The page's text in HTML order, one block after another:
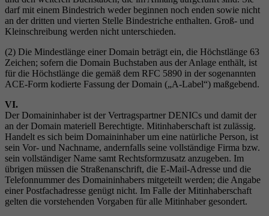
darf mit einem Bindestrich weder beginnen noch enden sowie nicht
an der dritten und vierten Stelle Bindestriche enthalten. Groß- und
Kleinschreibung werden nicht unterschieden.
(2) Die Mindestlänge einer Domain beträgt ein, die Höchstlänge 63
Zeichen; sofern die Domain Buchstaben aus der Anlage enthält, ist
für die Höchstlänge die gemäß dem RFC 5890 in der sogenannten
ACE-Form kodierte Fassung der Domain („A-Label“) maßgebend.
VI.
Der Domaininhaber ist der Vertragspartner DENICs und damit der
an der Domain materiell Berechtigte. Mitinhaberschaft ist zulässig.
Handelt es sich beim Domaininhaber um eine natürliche Person, ist
sein Vor- und Nachname, andernfalls seine vollständige Firma bzw.
sein vollständiger Name samt Rechtsformzusatz anzugeben. Im
übrigen müssen die Straßenanschrift, die E-Mail-Adresse und die
Telefonnummer des Domaininhabers mitgeteilt werden; die Angabe
einer Postfachadresse genügt nicht. Im Falle der Mitinhaberschaft
gelten die vorstehenden Vorgaben für alle Mitinhaber gesondert.